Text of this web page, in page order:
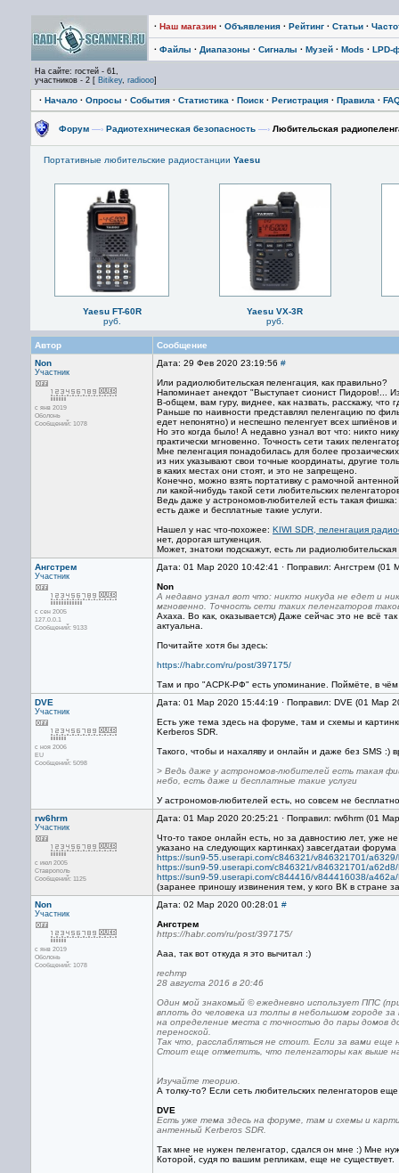
· Наш магазин · Объявления · Рейтинг · Статьи ·
· Файлы · Диапазоны · Сигналы · Музей · Mods · LPD-
На сайте: гостей - 61,
участников - 2 [ Bitikey, radiooo]
· Начало · Опросы · События · Статистика · Поиск · Регистрация · Правила ·
Форум —› Радиотехническая безопасность —› Любительская
Портативные любительские радиостанции Yaesu
Yaesu FT-60R
руб.
Yaesu VX-3R
руб.
Автор
Сообщение
Non
Участник
с янв 2019
Оболонь
Сообщений: 1078
Дата: 29 Фев 2020 23:19:56 #
Или радиолюбительская пеленгация, как правильно?
Напоминает анекдот "Выступает сионист Пидоров!...
В-общем, вам гуру, виднее, как назвать, расскажу, что
Раньше по наивности представлял пеленгацию по
едет непонятно) и неспешно пеленгует всех шпиёнов
Но это когда было! А недавно узнал вот что: никто
практически мгновенно. Точность сети таких
Мне пеленгация понадобилась для более
из них указывают свои точные координаты, другие
в каких местах они стоят, и это не запрещено.
Конечно, можно взять портативку с рамочной
ли какой-нибудь такой сети любительских
Ведь даже у астрономов-любителей есть такая
есть даже и бесплатные такие услуги.
Нашел у нас что-похожее: KIWI SDR, пеленгация
нет, дорогая штукенция.
Может, знатоки подскажут, есть ли
Ангстрем
Участник
с сен 2005
127.0.0.1
Сообщений: 9133
Дата: 01 Мар 2020 10:42:41 · Поправил: Ангстрем (01
Non
А недавно узнал вот что: никто никуда не едет и
мгновенно. Точность сети таких пеленгаторов
Ахаха. Во как, оказывается) Даже сейчас это не всё
актуальна.
Почитайте хотя бы здесь:
https://habr.com/ru/post/397175/
Там и про "АСРК-РФ" есть упоминание. Поймёте, в
DVE
Участник
с ноя 2006
EU
Сообщений: 5098
Дата: 01 Мар 2020 15:44:19 · Поправил: DVE (01 Мар
Есть уже тема здесь на форуме, там и схемы и
Kerberos SDR.
Такого, чтобы и нахаляву и онлайн и даже без SMS :)
> Ведь даже у астрономов-любителей есть такая
небо, есть даже и бесплатные такие услуги
У астрономов-любителей есть, но совсем не
rw6hrm
Участник
с июл 2005
Ставрополь
Сообщений: 1125
Дата: 01 Мар 2020 20:25:21 · Поправил: rw6hrm (01
Что-то такое онлайн есть, но за давностию лет, уже
указано на следующих картинках) завсегдатаи форума
https://sun9-55.userapi.com/c846321/v846321701/a6329/
https://sun9-59.userapi.com/c846321/v846321701/a62d8/
https://sun9-59.userapi.com/c844416/v844416038/
(заранее приношу извинения тем, у кого ВК в стране
Non
Участник
с янв 2019
Оболонь
Сообщений: 1078
Дата: 02 Мар 2020 00:28:01 #
Ангстрем
https://habr.com/ru/post/397175/
Ааа, так вот откуда я это вычитал :)
rechmp
28 августа 2016 в 20:46
Один мой знакомый © ежедневно использует ППС
вплоть до человека из толпы в небольшом городе
на определение места с точностью до пары домов
переноской.
Так что, расслабляться не стоит. Если за вами
Стоит еще отметить, что пеленгаторы как выше
Изучайте теорию.
А толку-то? Если сеть любительских пеленгаторов
DVE
Есть уже тема здесь на форуме, там и схемы и
антенный Kerberos SDR.
Так мне не нужен пеленгатор, сдался он мне :) Мне
Которой, судя по вашим репликам, еще не существует.